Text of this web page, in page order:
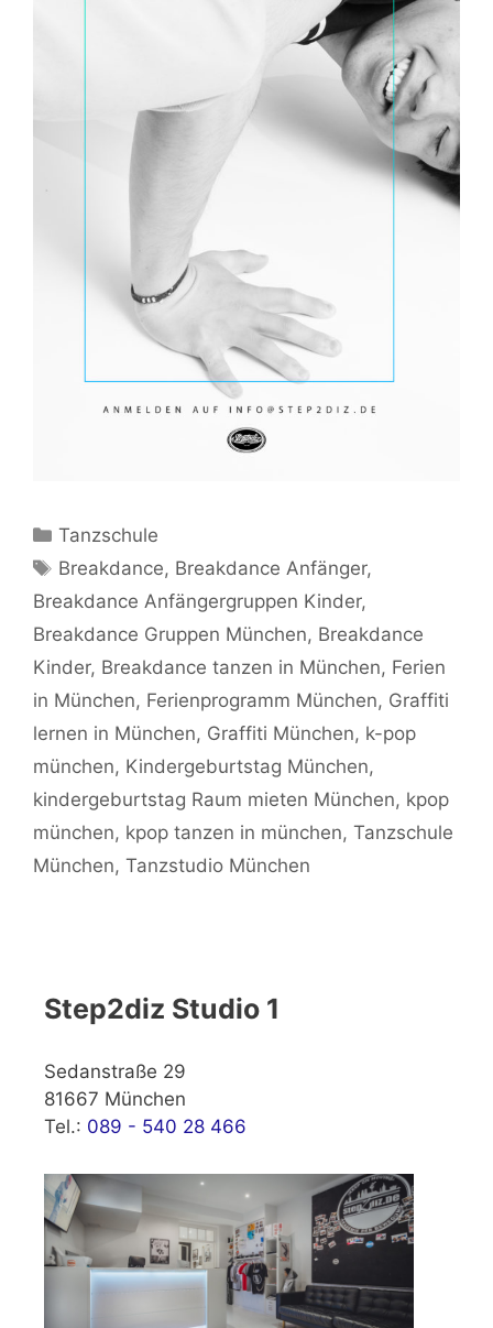
Kategorien
Tanzschule
Schlagwörter
Breakdance, Breakdance Anfänger,
Breakdance Anfängergruppen Kinder,
Breakdance Gruppen München, Breakdance
Kinder, Breakdance tanzen in München, Ferien
in München, Ferienprogramm München, Graffiti
lernen in München, Graffiti München, k-pop
münchen, Kindergeburtstag München,
kindergeburtstag Raum mieten München, kpop
münchen, kpop tanzen in münchen, Tanzschule
München, Tanzstudio München
Step2diz Studio 1
Sedanstraße 29
81667 München
Tel.: 089 - 540 28 466